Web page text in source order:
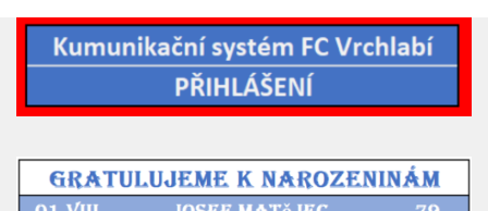
Realizační tým
Ml. dorost
Zápasy MD
Hráči